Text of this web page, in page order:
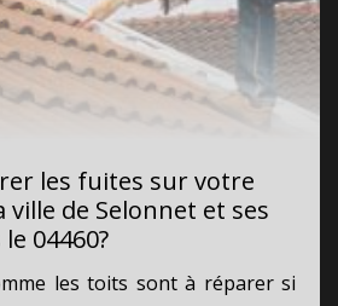
les fuites sur votre
de Selonnet et ses
04460?
les toits sont à réparer si